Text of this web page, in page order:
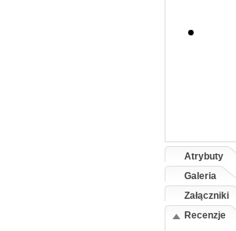
Atrybuty
Galeria
Załączniki
Recenzje